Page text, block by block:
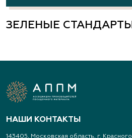
ЗЕЛЕНЫЕ СТАНДАРТЫ
НАШИ КОНТАКТЫ
143405, Московская область, г.